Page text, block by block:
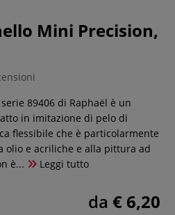
Mini Precision,
89406 di Raphaël è un
in imitazione di pelo di
flessibile che è particolarmente
olio e acriliche e alla pittura ad
è...
Leggi tutto
da € 6,20